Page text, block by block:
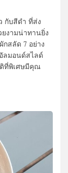
กับสีดำ ที่ส่ง
ยงามน่าทานยิ่ง
สลัด 7 อย่าง
ลมอนด์สไลด์
ที่พิเศษมีคุณ